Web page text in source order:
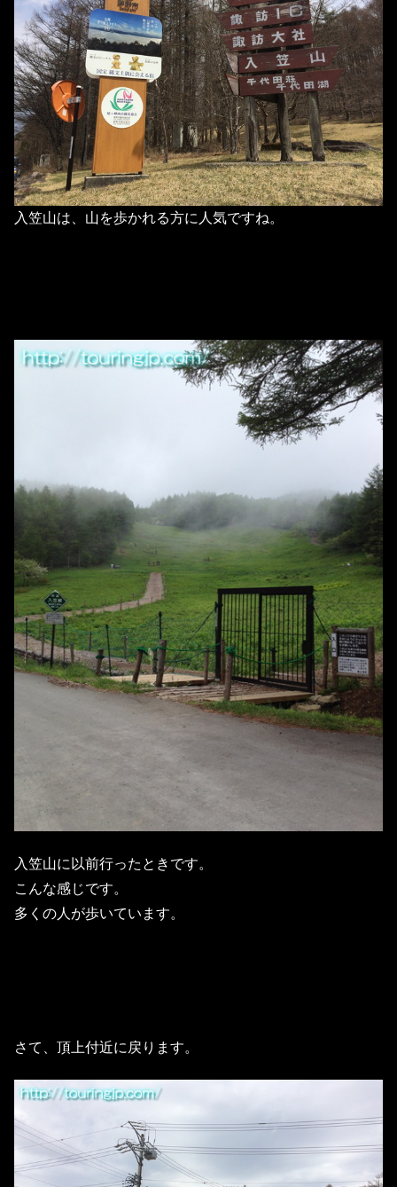
入笠山は、山を歩かれる方に人気ですね。
入笠山に以前行ったときです。
こんな感じです。
多くの人が歩いています。
さて、頂上付近に戻ります。